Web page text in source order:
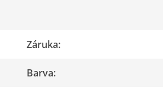
Záruka:
Barva: